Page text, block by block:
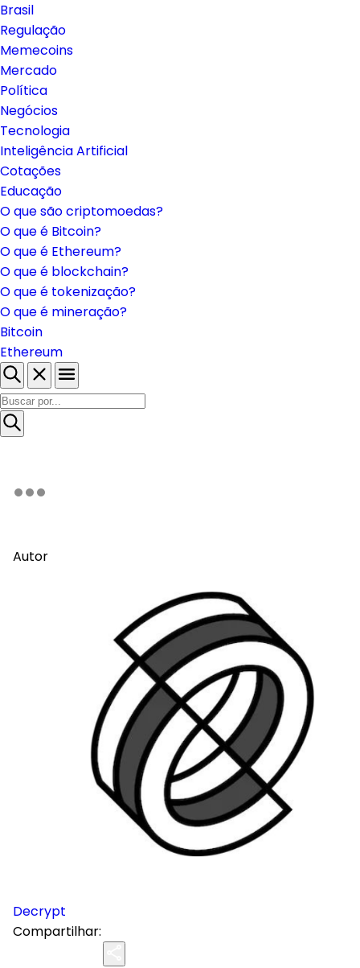
Brasil
Regulação
Memecoins
Mercado
Política
Negócios
Tecnologia
Inteligência Artificial
Cotações
Educação
O que são criptomoedas?
O que é Bitcoin?
O que é Ethereum?
O que é blockchain?
O que é tokenização?
O que é mineração?
Bitcoin
Ethereum
Autor
Decrypt
Compartilhar: